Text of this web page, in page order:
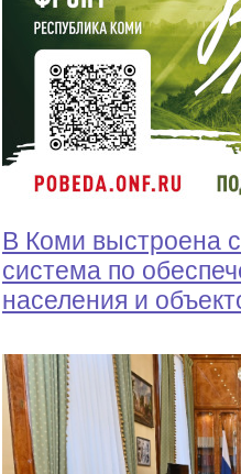
В Коми выстроена
система по
населения и